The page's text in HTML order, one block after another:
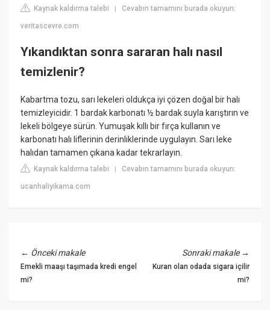
Kaynak kaldırma talebi |Cevabın tamamını burada okuyun:
veritascevre.com
Yıkandıktan sonra sararan halı nasıl
temizlenir?
Kabartma tozu, sarı lekeleri oldukça iyi çözen doğal bir halı
temizleyicidir. 1 bardak karbonatı ½ bardak suyla karıştırın ve
lekeli bölgeye sürün. Yumuşak kıllı bir fırça kullanın ve
karbonatı halı liflerinin derinliklerinde uygulayın. Sarı leke
halıdan tamamen çıkana kadar tekrarlayın.
Kaynak kaldırma talebi |Cevabın tamamını burada okuyun:
ucanhaliyikama.com
← Önceki makale
Emekli maaşı taşımada kredi engel
mi?
Sonraki makale→
Kuran olan odada sigara içilir
mi?